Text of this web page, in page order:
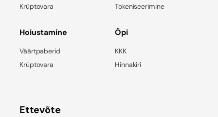
Krüptovara
Hoiustamine
Väärtpaberid
Krüptovara
Tokeniseerimine
Õpi
KKK
Hinnakiri
Ettevõte